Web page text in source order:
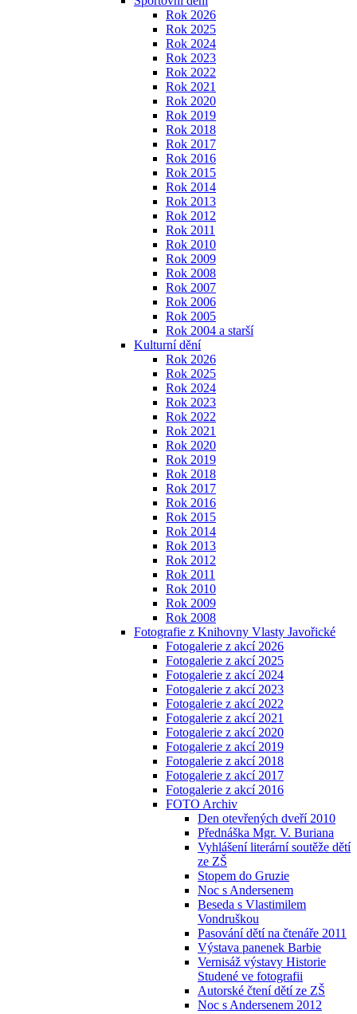
Rok 2026
Rok 2025
Rok 2024
Rok 2023
Rok 2022
Rok 2021
Rok 2020
Rok 2019
Rok 2018
Rok 2017
Rok 2016
Rok 2015
Rok 2014
Rok 2013
Rok 2012
Rok 2011
Rok 2010
Rok 2009
Rok 2008
Rok 2007
Rok 2006
Rok 2005
Rok 2004 a starší
Kulturní dění
Rok 2026
Rok 2025
Rok 2024
Rok 2023
Rok 2022
Rok 2021
Rok 2020
Rok 2019
Rok 2018
Rok 2017
Rok 2016
Rok 2015
Rok 2014
Rok 2013
Rok 2012
Rok 2011
Rok 2010
Rok 2009
Rok 2008
Fotografie z Knihovny Vlasty Javořické
Fotogalerie z akcí 2026
Fotogalerie z akcí 2025
Fotogalerie z akcí 2024
Fotogalerie z akcí 2023
Fotogalerie z akcí 2022
Fotogalerie z akcí 2021
Fotogalerie z akcí 2020
Fotogalerie z akcí 2019
Fotogalerie z akcí 2018
Fotogalerie z akcí 2017
Fotogalerie z akcí 2016
FOTO Archiv
Den otevřených dveří 2010
Přednáška Mgr. V. Buriana
Vyhlášení literární soutěže dětí
ze ZŠ
Stopem do Gruzie
Noc s Andersenem
Beseda s Vlastimilem
Vondruškou
Pasování dětí na čtenáře 2011
Výstava panenek Barbie
Vernisáž výstavy Historie
Studené ve fotografii
Autorské čtení dětí ze ZŠ
Noc s Andersenem 2012